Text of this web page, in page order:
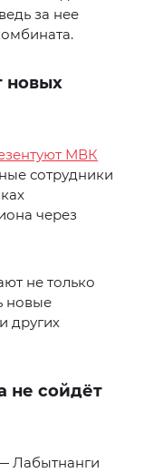
за нее
новых
МВК
сотрудники
через
не только
новые
других
не сойдёт
Лабытнанги